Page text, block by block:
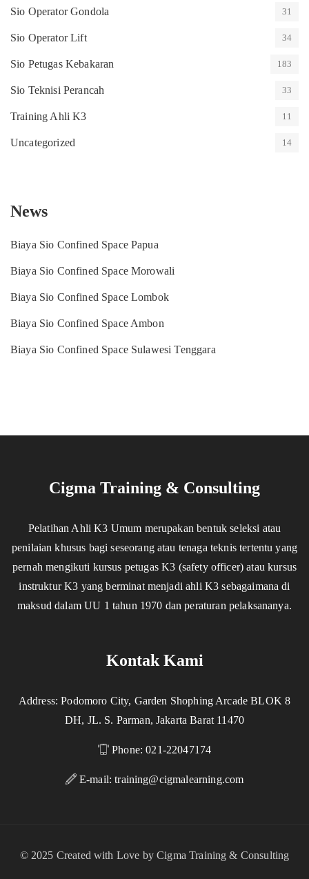
Sio Operator Gondola 31
Sio Operator Lift 34
Sio Petugas Kebakaran 183
Sio Teknisi Perancah 33
Training Ahli K3 11
Uncategorized 14
News
Biaya Sio Confined Space Papua
Biaya Sio Confined Space Morowali
Biaya Sio Confined Space Lombok
Biaya Sio Confined Space Ambon
Biaya Sio Confined Space Sulawesi Tenggara
Cigma Training & Consulting
Pelatihan Ahli K3 Umum merupakan bentuk seleksi atau
penilaian khusus bagi seseorang atau tenaga teknis tertentu yang
pernah mengikuti kursus petugas K3 (safety officer) atau kursus
instruktur K3 yang berminat menjadi ahli K3 sebagaimana di
maksud dalam UU 1 tahun 1970 dan peraturan pelaksananya.
Kontak Kami
Address: Podomoro City, Garden Shophing Arcade BLOK 8
DH, JL. S. Parman, Jakarta Barat 11470
Phone: 021-22047174
E-mail:training@cigmalearning.com
© 2025 Created with Love by Cigma Training & Consulting